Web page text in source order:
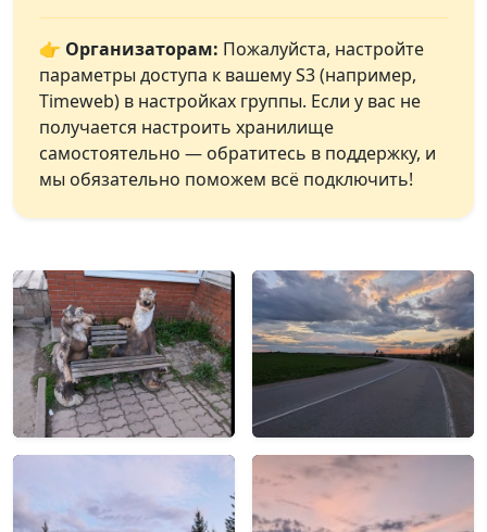
👉 Организаторам: Пожалуйста, настройте
параметры доступа к вашему S3 (например,
Timeweb) в настройках группы. Если у вас не
получается настроить хранилище
самостоятельно — обратитесь в поддержку, и
мы обязательно поможем всё подключить!